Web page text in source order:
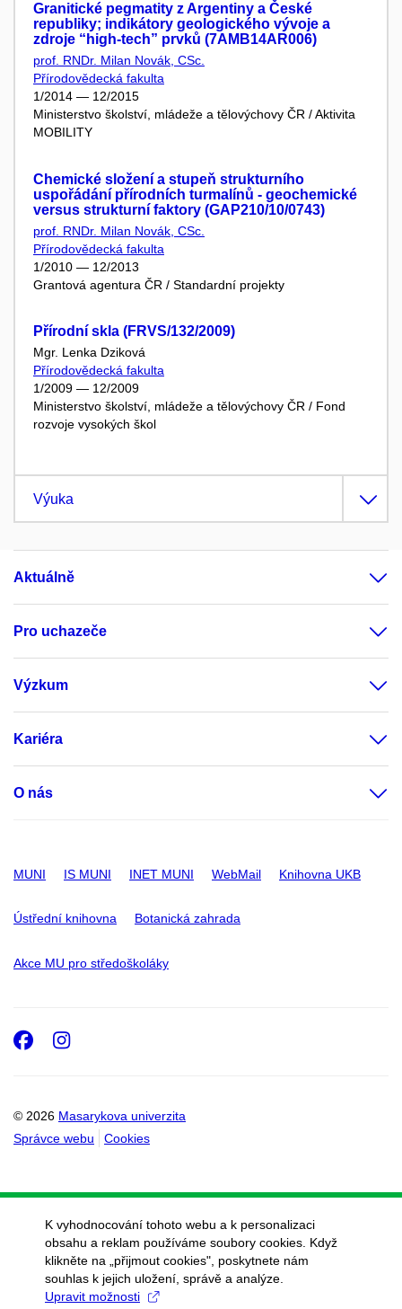
Granitické pegmatity z Argentiny a České
republiky; indikátory geologického vývoje a
zdroje “high-tech” prvků (7AMB14AR006)
prof. RNDr. Milan Novák, CSc.
Přírodovědecká fakulta
1/2014 — 12/2015
Ministerstvo školství, mládeže a tělovýchovy ČR / Aktivita
MOBILITY
Chemické složení a stupeň strukturního
uspořádání přírodních turmalínů - geochemické
versus strukturní faktory (GAP210/10/0743)
prof. RNDr. Milan Novák, CSc.
Přírodovědecká fakulta
1/2010 — 12/2013
Grantová agentura ČR / Standardní projekty
Přírodní skla (FRVS/132/2009)
Mgr. Lenka Dziková
Přírodovědecká fakulta
1/2009 — 12/2009
Ministerstvo školství, mládeže a tělovýchovy ČR / Fond
rozvoje vysokých škol
Výuka
Aktuálně
Pro uchazeče
Výzkum
Kariéra
O nás
MUNI IS MUNI INET MUNI WebMail Knihovna UKB
Ústřední knihovna Botanická zahrada
Akce MU pro středoškoláky
© 2026 Masarykova univerzita
Správce webu
Cookies
Facebook
Instagram
K vyhodnocování tohoto webu a k personalizaci
obsahu a reklam používáme soubory cookies. Když
klikněte na „přijmout cookies", poskytnete nám
souhlas k jejich uložení, správě a analýze.
Upravit možnosti